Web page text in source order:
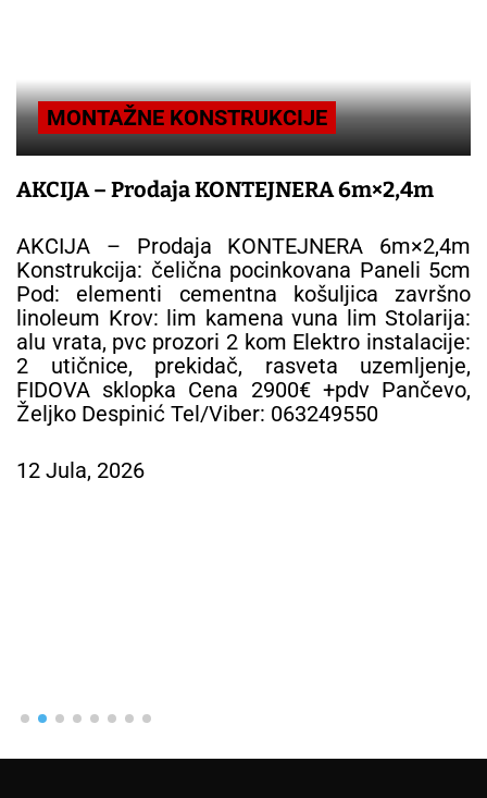
MONTAŽNE KONSTRUKCIJE
AKCIJA – Prodaja KONTEJNERA 6m×2,4m
AKCIJA – Prodaja KONTEJNERA 6m×2,4m
Konstrukcija: čelična pocinkovana Paneli 5cm
Pod: elementi cementna košuljica završno
linoleum Krov: lim kamena vuna lim Stolarija:
alu vrata, pvc prozori 2 kom Elektro instalacije:
2 utičnice, prekidač, rasveta uzemljenje,
FIDOVA sklopka Cena 2900€ +pdv Pančevo,
Željko Despinić Tel/Viber: 063249550
12 Jula, 2026